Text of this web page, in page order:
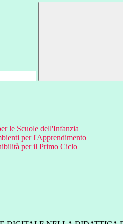
le Scuole dell'Infanzia
per l'Apprendimento
per il Primo Ciclo